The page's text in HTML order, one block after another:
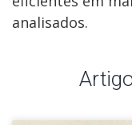
analisados.